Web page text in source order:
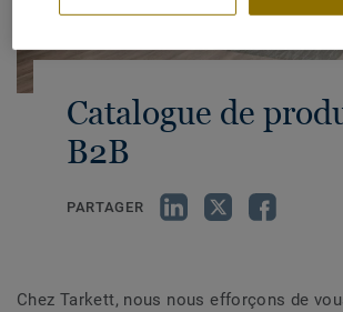
Catalogue de
B2B
PARTAGER
Chez Tarkett, nous nous efforçons de